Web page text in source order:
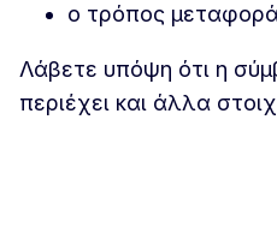
ο τρόπος
Λάβετε υπόψη ότι η
περιέχει και άλλα